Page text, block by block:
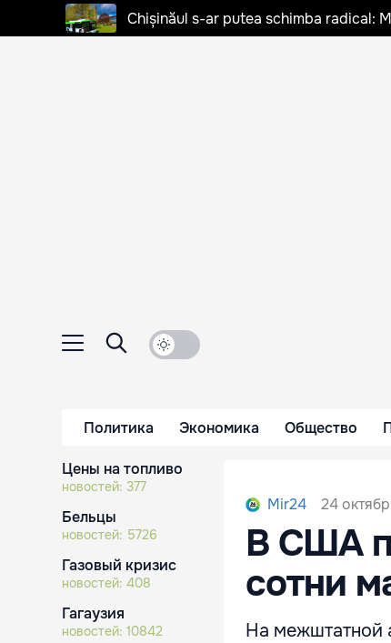
Chișinăul s-ar putea schimba radical:
Политика Экономика Общество
Цены на топливо
новостей: 377
Бельцы
новостей: 5726
Газовый кризис
новостей: 408
Гагаузия
новостей: 10842
Mir24 24
В США
сотни
На межштатной